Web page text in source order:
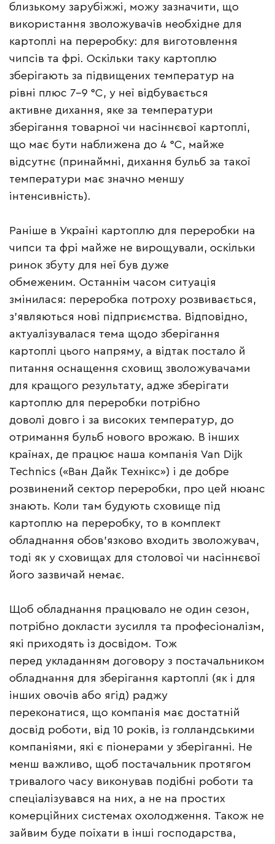
близькому зарубіжжі, можу зазначити, що
використання зволожувачів необхідне для
картоплі на переробку: для виготовлення
чипсів та фрі. Оскільки таку картоплю
зберігають за підвищених температур на
рівні плюс 7–9 °С, у неї відбувається
активне дихання, яке за температури
зберігання товарної чи насіннєвої картоплі,
що має бути наближена до 4 °С, майже
відсутнє (принаймні, дихання бульб за такої
температури має значно меншу
інтенсивність).
Раніше в Україні картоплю для переробки на
чипси та фрі майже не вирощували, оскільки
ринок збуту для неї був дуже
обмеженим. Останнім часом ситуація
змінилася: переробка потроху розвивається,
з’являються нові підприємства. Відповідно,
актуалізувалася тема щодо зберігання
картоплі цього напряму, а відтак постало й
питання оснащення сховищ зволожувачами
для кращого результату, адже зберігати
картоплю для переробки потрібно
доволі довго і за високих температур, до
отримання бульб нового врожаю. В інших
країнах, де працює наша компанія Van Dijk
Technics («Ван Дайк Технікс») і де добре
розвинений сектор переробки, про цей нюанс
знають. Коли там будують сховище під
картоплю на переробку, то в комплект
обладнання обов’язково входить зволожувач,
тоді як у сховищах для столової чи насіннєвої
його зазвичай немає.
Щоб обладнання працювало не один сезон,
потрібно докласти зусилля та професіоналізм,
які приходять із досвідом. Тож
перед укладанням договору з постачальником
обладнання для зберігання картоплі (як і для
інших овочів або ягід) раджу
переконатися, що компанія має достатній
досвід роботи, від 10 років, із голландськими
компаніями, які є піонерами у зберіганні. Не
менш важливо, щоб постачальник протягом
тривалого часу виконував подібні роботи та
спеціалізувався на них, а не на простих
комерційних системах охолодження. Також не
зайвим буде поїхати в інші господарства,